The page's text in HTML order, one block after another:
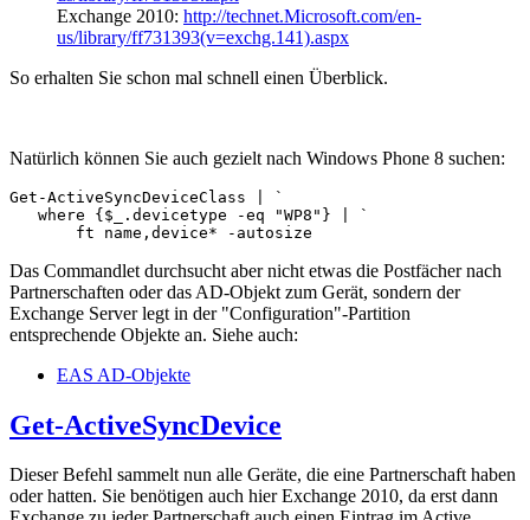
Exchange 2010: http://technet.Microsoft.com/en-
us/library/ff731393(v=exchg.141).aspx
So erhalten Sie schon mal schnell einen Überblick.
Natürlich können Sie auch gezielt nach Windows Phone 8 suchen:
Get-ActiveSyncDeviceClass | `
   where {$_.devicetype -eq "WP8"} | `
       ft name,device* -autosize
Das Commandlet durchsucht aber nicht etwas die Postfächer nach
Partnerschaften oder das AD-Objekt zum Gerät, sondern der
Exchange Server legt in der "Configuration"-Partition
entsprechende Objekte an. Siehe auch:
EAS AD-Objekte
Get-ActiveSyncDevice
Dieser Befehl sammelt nun alle Geräte, die eine Partnerschaft haben
oder hatten. Sie benötigen auch hier Exchange 2010, da erst dann